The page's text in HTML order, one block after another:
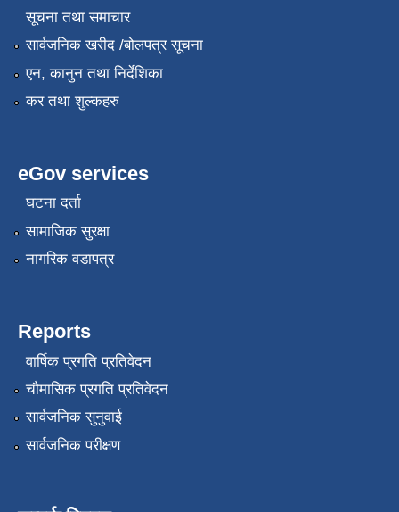
सूचना तथा समाचार
सार्वजनिक खरीद /बोलपत्र सूचना
एन, कानुन तथा निर्देशिका
कर तथा शुल्कहरु
eGov services
घटना दर्ता
सामाजिक सुरक्षा
नागरिक वडापत्र
Reports
वार्षिक प्रगति प्रतिवेदन
चौमासिक प्रगति प्रतिवेदन
सार्वजनिक सुनुवाई
सार्वजनिक परीक्षण